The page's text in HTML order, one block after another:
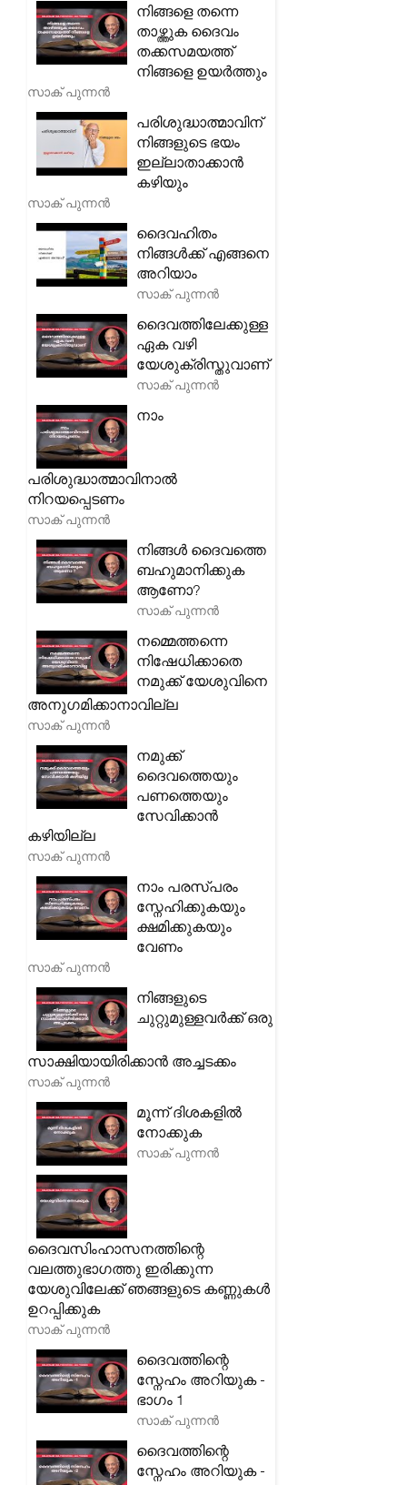
നിങ്ങളെ തന്നെ
താഴ്ത്തുക ദൈവം
തക്കസമയത്ത്
നിങ്ങളെ ഉയർത്തും
സാക് പുന്നൻ
പരിശുദ്ധാത്മാവിന്
നിങ്ങളുടെ ഭയം
ഇല്ലാതാക്കാൻ
കഴിയും
സാക് പുന്നൻ
ദൈവഹിതം
നിങ്ങൾക്ക് എങ്ങനെ
അറിയാം
സാക് പുന്നൻ
ദൈവത്തിലേക്കുള്ള
ഏക വഴി
യേശുക്രിസ്തുവാണ്
സാക് പുന്നൻ
നാം
പരിശുദ്ധാത്മാവിനാൽ
നിറയപ്പെടണം
സാക് പുന്നൻ
നിങ്ങൾ ദൈവത്തെ
ബഹുമാനിക്കുക
ആണോ?
സാക് പുന്നൻ
നമ്മെത്തന്നെ
നിഷേധിക്കാതെ
നമുക്ക് യേശുവിനെ
അനുഗമിക്കാനാവില്ല
സാക് പുന്നൻ
നമുക്ക്
ദൈവത്തെയും
പണത്തെയും
സേവിക്കാൻ
കഴിയില്ല
സാക് പുന്നൻ
നാം പരസ്പരം
സ്നേഹിക്കുകയും
ക്ഷമിക്കുകയും
വേണം
സാക് പുന്നൻ
നിങ്ങളുടെ
ചുറ്റുമുള്ളവർക്ക് ഒരു
സാക്ഷിയായിരിക്കാൻ അച്ചടക്കം
സാക് പുന്നൻ
മൂന്ന് ദിശകളിൽ
നോക്കുക
സാക് പുന്നൻ
ദൈവസിംഹാസനത്തിന്റെ
വലത്തുഭാഗത്തു ഇരിക്കുന്ന
യേശുവിലേക്ക് ഞങ്ങളുടെ കണ്ണുകൾ
ഉറപ്പിക്കുക
സാക് പുന്നൻ
ദൈവത്തിന്റെ
സ്നേഹം അറിയുക -
ഭാഗം 1
സാക് പുന്നൻ
ദൈവത്തിന്റെ
സ്നേഹം അറിയുക -